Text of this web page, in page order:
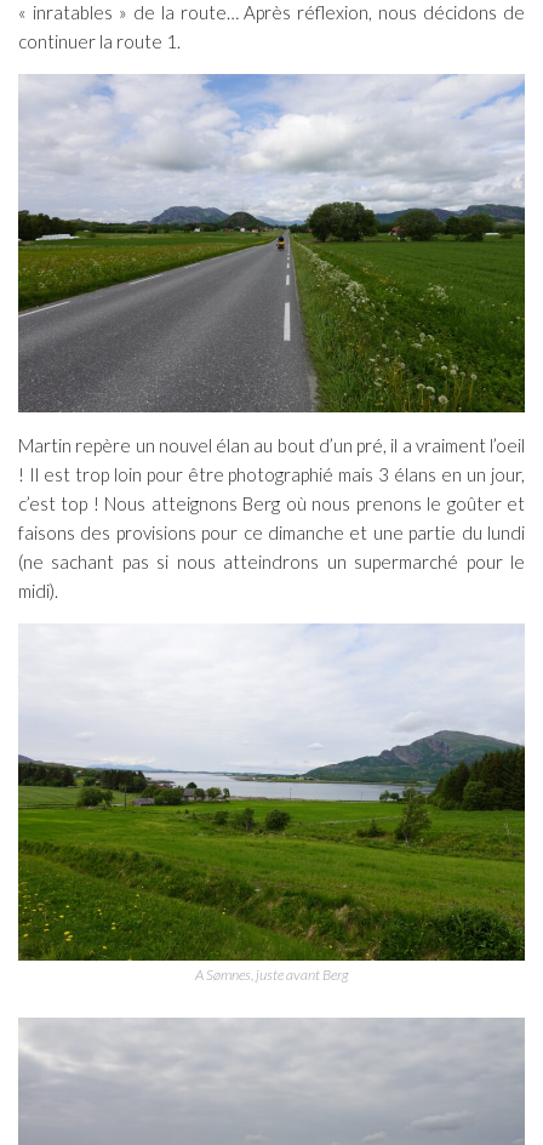
« inratables » de la route… Après réflexion, nous décidons de
continuer la route 1.
Martin repère un nouvel élan au bout d’un pré, il a vraiment l’oeil
! Il est trop loin pour être photographié mais 3 élans en un jour,
c’est top ! Nous atteignons Berg où nous prenons le goûter et
faisons des provisions pour ce dimanche et une partie du lundi
(ne sachant pas si nous atteindrons un supermarché pour le
midi).
A Sømnes, juste avant Berg